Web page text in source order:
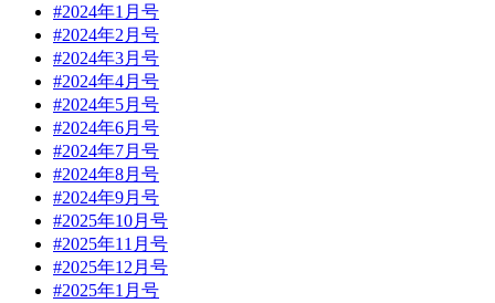
#2024年1月号
#2024年2月号
#2024年3月号
#2024年4月号
#2024年5月号
#2024年6月号
#2024年7月号
#2024年8月号
#2024年9月号
#2025年10月号
#2025年11月号
#2025年12月号
#2025年1月号